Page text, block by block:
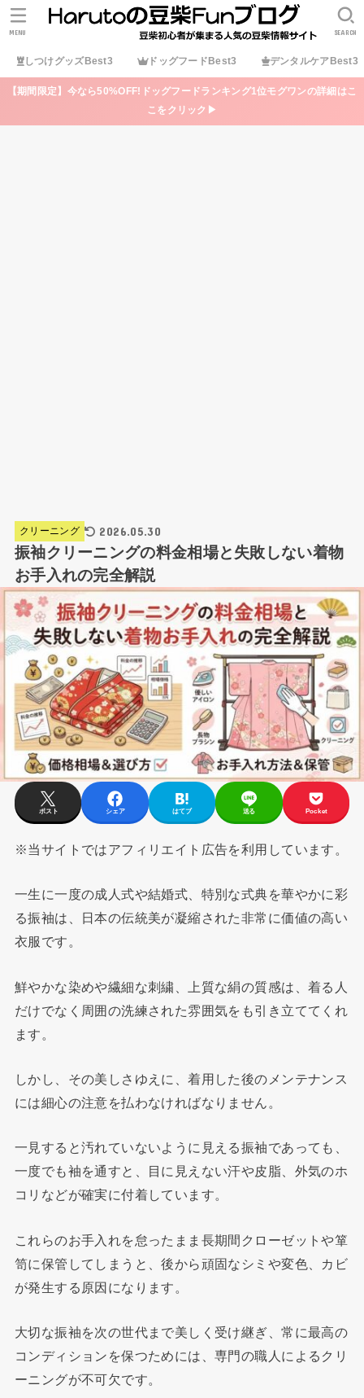
しつけグッズBest3 ドッグフードBest3 デンタルケアBest3
SEARCH
MENU
【期間限定】今なら50%OFF!ドッグフードランキング1位モグワンの詳細はこ
こをクリック▶
クリーニング 2026.05.30
振袖クリーニングの料金相場と失敗しない着物
お手入れの完全解説
ポスト シェア はてブ 送る Pocket
※当サイトではアフィリエイト広告を利用しています。
一生に一度の成人式や結婚式、特別な式典を華やかに彩
る振袖は、日本の伝統美が凝縮された非常に価値の高い
衣服です。
鮮やかな染めや繊細な刺繍、上質な絹の質感は、着る人
だけでなく周囲の洗練された雰囲気をも引き立ててくれ
ます。
しかし、その美しさゆえに、着用した後のメンテナンス
には細心の注意を払わなければなりません。
一見すると汚れていないように見える振袖であっても、
一度でも袖を通すと、目に見えない汗や皮脂、外気のホ
コリなどが確実に付着しています。
これらのお手入れを怠ったまま長期間クローゼットや箪
笥に保管してしまうと、後から頑固なシミや変色、カビ
が発生する原因になります。
大切な振袖を次の世代まで美しく受け継ぎ、常に最高の
コンディションを保つためには、専門の職人によるクリ
ーニングが不可欠です。